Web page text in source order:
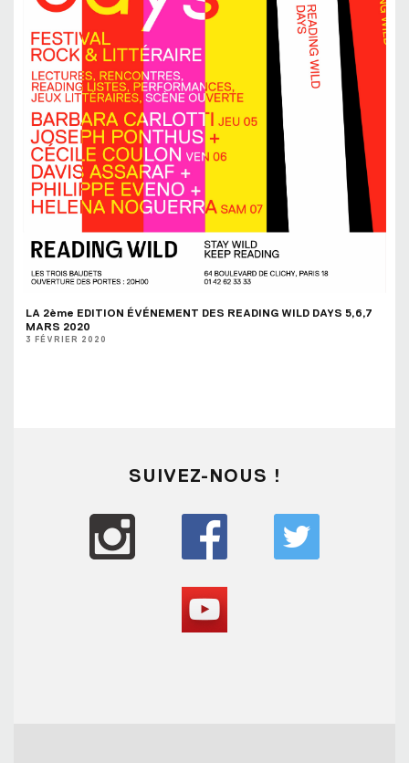
LA 2ème EDITION ÉVÉNEMENT DES READING WILD DAYS 5,6,7
MARS 2020
3 FÉVRIER 2020
SUIVEZ-NOUS !